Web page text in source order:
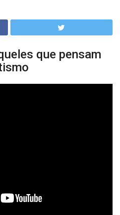
que pensam